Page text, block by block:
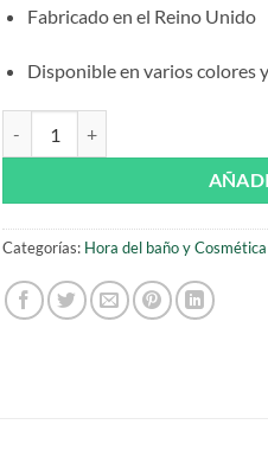
Fabricado en el Reino Unido
Disponible en varios colores
Categorías: Hora del baño y